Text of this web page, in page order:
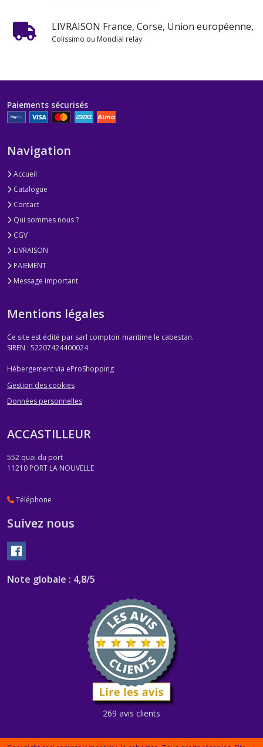
LIVRAISON France, Corse, Union européenne,
Colissimo ou Mondial relay
Paiements sécurisés
Navigation
Accueil
Catalogue
Contact
Qui sommes nous ?
CGV
LIVRAISON
PAIEMENT
Message important
Mentions légales
Ce site est édité par sarl comptoir maritime le cabestan.
SIREN : 52207424400024
Hébergement via eProShopping
Gestion des cookies
Données personnelles
ACCASTILLEUR
552 quai du port
11210 PORT LA NOUVELLE
Téléphone
Suivez nous
Note globale : 4,8/5
269 avis clients